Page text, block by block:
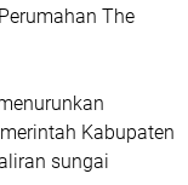
The
Kabupaten
sungai